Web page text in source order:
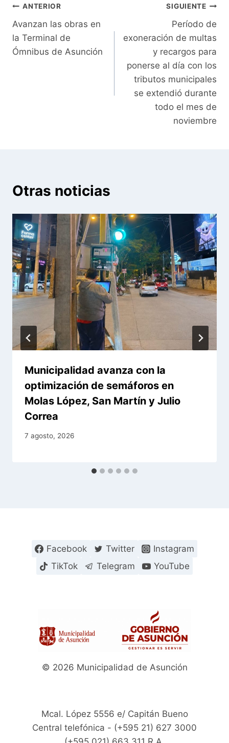
Navegación
de
entradas
ANTERIOR
Avanzan las obras en
la Terminal de
Ómnibus de Asunción
SIGUIENTE
Período de
exoneración de multas
y recargos para
ponerse al día con los
tributos municipales
se extendió durante
todo el mes de
noviembre
Otras noticias
Municipalidad avanza con la
optimización de semáforos en
Molas López, San Martín y Julio
Correa
7 agosto, 2026
Facebook Twitter
Instagram
TikTok
Telegram YouTube
© 2026 Municipalidad de Asunción
Mcal. López 5556 e/ Capitán Bueno
Central telefónica - (+595 21) 627 3000